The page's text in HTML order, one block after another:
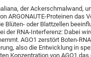
der Ackerschmalwand,
ARGONAUTE-Proteinen das
Blüten- oder Blattzellen
der RNA-Interferenz: Dabei
AGO1 zerstört Boten-
also die Entwicklung in
Konzentration von AGO1 das